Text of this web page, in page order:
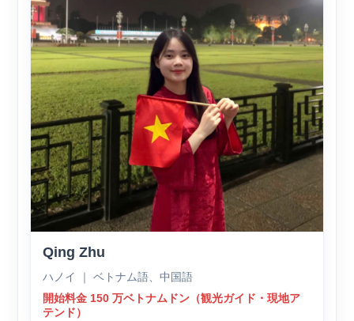
Qing Zhu
ハノイ ｜ ベトナム語、中国語
開始料金 150 万ベトナムドン（観光ガイド・現地ア
テンド）